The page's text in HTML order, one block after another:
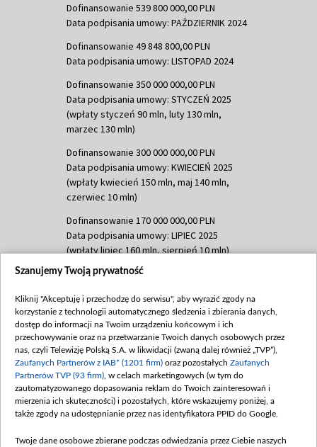
Dofinansowanie 539 800 000,00 PLN
Data podpisania umowy: PAŹDZIERNIK 2024
Dofinansowanie 49 848 800,00 PLN
Data podpisania umowy: LISTOPAD 2024
Dofinansowanie 350 000 000,00 PLN
Data podpisania umowy: STYCZEŃ 2025
(wpłaty styczeń 90 mln, luty 130 mln,
marzec 130 mln)
Dofinansowanie 300 000 000,00 PLN
Data podpisania umowy: KWIECIEŃ 2025
(wpłaty kwiecień 150 mln, maj 140 mln,
czerwiec 10 mln)
Dofinansowanie 170 000 000,00 PLN
Data podpisania umowy: LIPIEC 2025
(wpłaty lipiec 160 mln, sierpień 10 mln)
Dofinansowanie 60 000 000,00 PLN
(wpłata wrzesień 60 mln)
Dofinansowanie 635 783 051,21 PLN
Data podpisania umowy: WRZESIEŃ 2025
(wpłata wrzesień 100 mln, październik 350
mln, listopad 265 mln)
Dofinansowanie 48 862 000,00 PLN
Data podpisania umowy: GRUDZIEŃ 2025
Szanujemy Twoją prywatność
Kliknij "Akceptuję i przechodzę do serwisu", aby wyrazić zgody na
korzystanie z technologii automatycznego śledzenia i zbierania danych,
dostęp do informacji na Twoim urządzeniu końcowym i ich
przechowywanie oraz na przetwarzanie Twoich danych osobowych przez
nas, czyli Telewizję Polską S.A. w likwidacji (zwaną dalej również „TVP”),
Zaufanych Partnerów z IAB* (1201 firm) oraz pozostałych Zaufanych
Partnerów TVP (93 firm) , w celach marketingowych (w tym do
zautomatyzowanego dopasowania reklam do Twoich zainteresowań i
mierzenia ich skuteczności) i pozostałych, które wskazujemy poniżej, a
także zgody na udostępnianie przez nas identyfikatora PPID do Google.
Twoje dane osobowe zbierane podczas odwiedzania przez Ciebie naszych